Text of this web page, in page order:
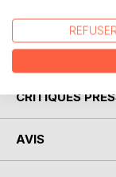
AUTEUR(S)
CRITIQUES
AVIS
REFUSER